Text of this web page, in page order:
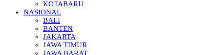
KOTABARU
NASIONAL
BALI
BANTEN
JAKARTA
JAWA TIMUR
JAWA BARAT